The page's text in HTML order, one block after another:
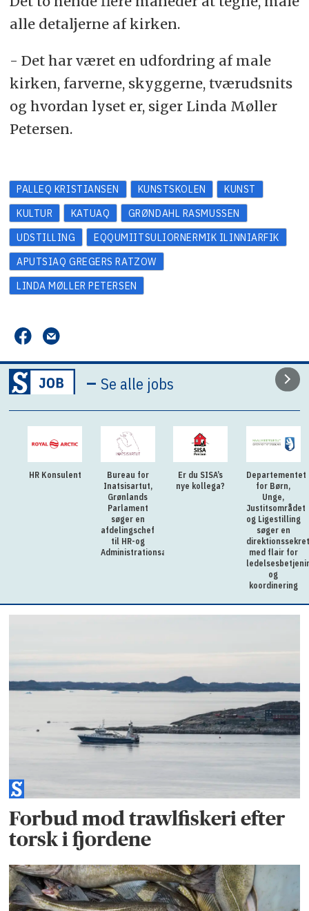
alle detaljerne af kirken.
- Det har været en udfordring af male
kirken, farverne, skyggerne, tværudsnits
og hvordan lyset er, siger Linda Møller
Petersen.
PALLEQ KRISTIANSEN KUNSTSKOLEN
KUNST
KULTUR
KATUAQ
GRØNDAHL RASMUSSEN
UDSTILLING
EQQUMIITSULIORNERMIK ILINNIARFIK
APUTSIAQ GREGERS RATZOW
LINDA MØLLER PETERSEN
–Se alle jobs
HR Konsulent
Bureau for
Inatsisartut,
Grønlands
Parlament
søger en
afdelingschef
til HR-og
Administrationsafdelingen
Er du SISA’s
nye kollega?
Departementet
for Børn,
Unge,
Justitsområdet
og Ligestilling
søger en
med flair for
og
koordinering
Forbud mod trawlfiskeri efter
torsk i fjordene